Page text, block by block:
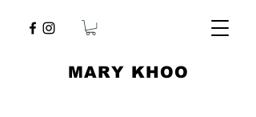
​MARY KHOO